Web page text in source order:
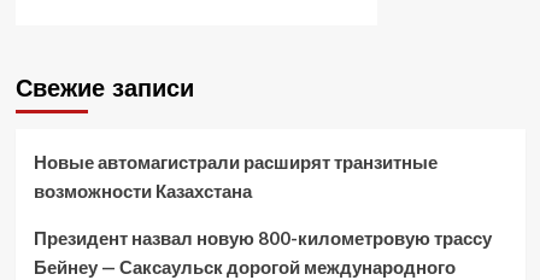
Свежие записи
Новые автомагистрали расширят транзитные
возможности Казахстана
Президент назвал новую 800-километровую трассу
Бейнеу — Саксаульск дорогой международного